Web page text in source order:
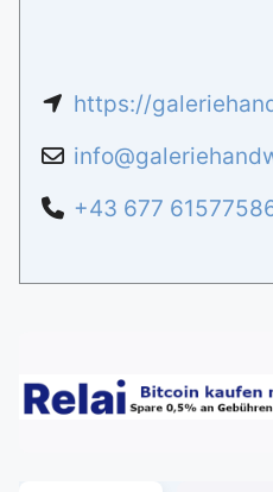
https://
info@
+43 677